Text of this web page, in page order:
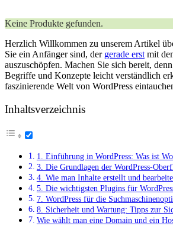
Keine Produkte gefunden.
Herzlich ⁢Willkommen zu unserem Artikel
Sie ein Anfänger sind, der gerade erst ⁤mit
auszuschöpfen.‌ Machen Sie sich bereit,
Begriffe und Konzepte leicht ⁣verständlich
faszinierende Welt von WordPress
Inhaltsverzeichnis
1. Einführung in WordPress: Was ist⁢
3. Die Grundlagen​ der WordPress-
4. Wie man Inhalte erstellt und
5. Die wichtigsten Plugins für
7. WordPress für die
8. Sicherheit​ und Wartung: Tipps ​zur
Wie wählt man eine Domain und ein